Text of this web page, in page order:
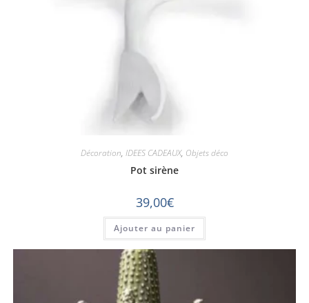
Décoration, IDEES CADEAUX, Objets déco
Pot sirène
39,00€
Ajouter au panier